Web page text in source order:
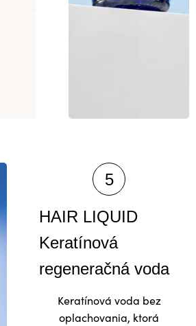
HAIR LIQUID
Keratínová
regeneračná voda
Keratínová voda bez
oplachovania, ktorá